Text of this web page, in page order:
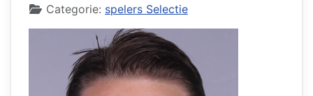
DetailsCategorie: spelers Selectie